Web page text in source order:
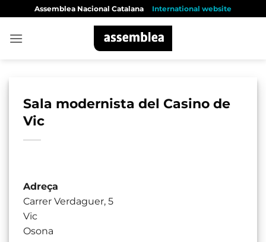
content
Assemblea Nacional Catalana International website
Sala modernista del Casino de
Vic
Adreça
Carrer Verdaguer, 5
Vic
Osona